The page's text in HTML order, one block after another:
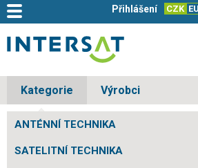
CZK
Přihlášení
Kategorie Výrobci
ANTÉNNÍ TECHNIKA
SATELITNÍ TECHNIKA